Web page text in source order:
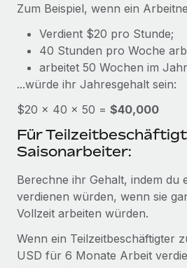
Frag unsere Expert:innen
Background-Checks
Einfacheres Bewerber:innen-
Compliance Watchtower
Lückenlose Compliance
Geräteverwaltung
Geräten
Gründung von
Schnelle, rechtssichere
Niederlassungen
Beratung zu Integrationen und
FALLSTUDIEN
So hat der KI-Vorreiter
Remote um 120 % vergrößert
Open-Source-Infrastrukturen. Das...
Strategische Partnerschaft
Reverse Tech und Remote
Management und Payroll
Insights Center
Hol dir Unterstützung
Alle Ressourcen anzeigen
Globale Payroll
Contractor Management
Den Blog erkunden
Zum Beispiel, wenn ein
Verdient $20 pro Stunde;
40 Stunden pro Woche
arbeitet 50 Wochen im
...würde ihr Jahresgehalt sein:
$20 × 40 × 50 = $40,000
Für
Saisonarbeiter:
Berechne ihr Gehalt, indem du
verdienen würden, wenn sie
Vollzeit arbeiten würden.
Wenn ein Teilzeitbeschäftigter
USD für 6 Monate Arbeit